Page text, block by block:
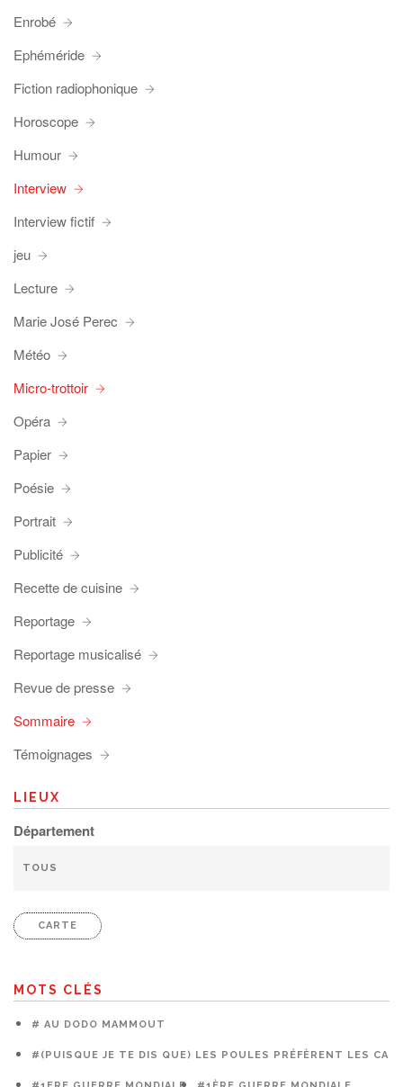
Enrobé
Ephéméride
Fiction radiophonique
Horoscope
Humour
Interview
Interview fictif
jeu
Lecture
Marie José Perec
Météo
Micro-trottoir
Opéra
Papier
Poésie
Portrait
Publicité
Recette de cuisine
Reportage
Reportage musicalisé
Revue de presse
Sommaire
Témoignages
LIEUX
Département
CARTE
MOTS CLÉS
# AU DODO MAMMOUT
#(PUISQUE JE TE DIS QUE) LES POULES PRÉFÈRENT LES